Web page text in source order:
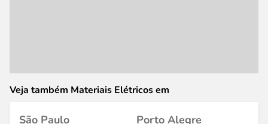
Veja também Materiais Elétricos em
São Paulo
Porto Alegre